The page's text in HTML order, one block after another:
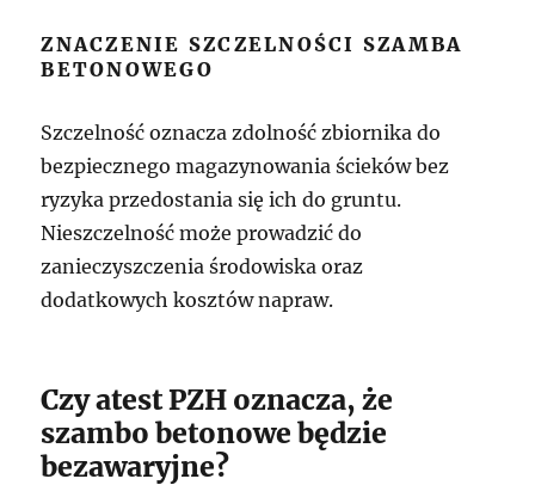
ZNACZENIE SZCZELNOŚCI SZAMBA
BETONOWEGO
Szczelność oznacza zdolność zbiornika do
bezpiecznego magazynowania ścieków bez
ryzyka przedostania się ich do gruntu.
Nieszczelność może prowadzić do
zanieczyszczenia środowiska oraz
dodatkowych kosztów napraw.
Czy atest PZH oznacza, że
szambo betonowe będzie
bezawaryjne?